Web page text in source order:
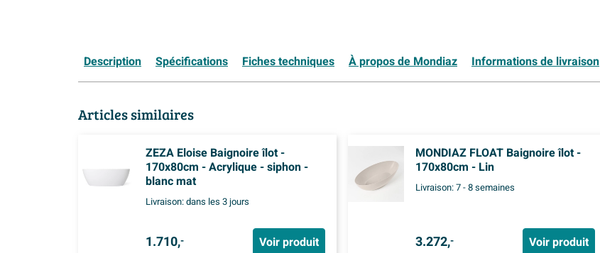
Description Spécifications Fiches techniques À propos de Mondiaz Informations de livraison
Articles similaires
ZEZA Eloise Baignoire îlot -
170x80cm - Acrylique - siphon -
blanc mat
Livraison:dans les 3 jours
1.710,- Voir produit
MONDIAZ FLOAT Baignoire îlot -
170x80cm - Lin
Livraison:7 - 8 semaines
3.272,- Voir produit